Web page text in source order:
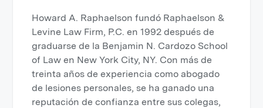
Howard A. Raphaelson fundó Raphaelson &
Levine Law Firm, P.C. en 1992 después de
graduarse de la Benjamin N. Cardozo School
of Law en New York City, NY. Con más de
treinta años de experiencia como abogado
de lesiones personales, se ha ganado una
reputación de confianza entre sus colegas,